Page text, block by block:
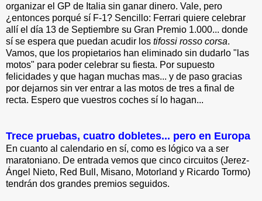
organizar el GP de Italia sin ganar dinero. Vale, pero
¿entonces porqué sí F-1? Sencillo: Ferrari quiere celebrar
allí el día 13 de Septiembre su Gran Premio 1.000... donde
sí se espera que puedan acudir los tifossi rosso corsa.
Vamos, que los propietarios han eliminado sin dudarlo "las
motos" para poder celebrar su fiesta. Por supuesto
felicidades y que hagan muchas mas... y de paso gracias
por dejarnos sin ver entrar a las motos de tres a final de
recta. Espero que vuestros coches sí lo hagan...
Trece pruebas, cuatro dobletes... pero en Europa
En cuanto al calendario en sí, como es lógico va a ser
maratoniano. De entrada vemos que cinco circuitos (Jerez-
Ángel Nieto, Red Bull, Misano, Motorland y Ricardo Tormo)
tendrán dos grandes premios seguidos.